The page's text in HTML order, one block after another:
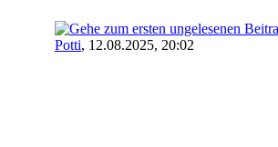
Potti, 12.08.2025, 20:02